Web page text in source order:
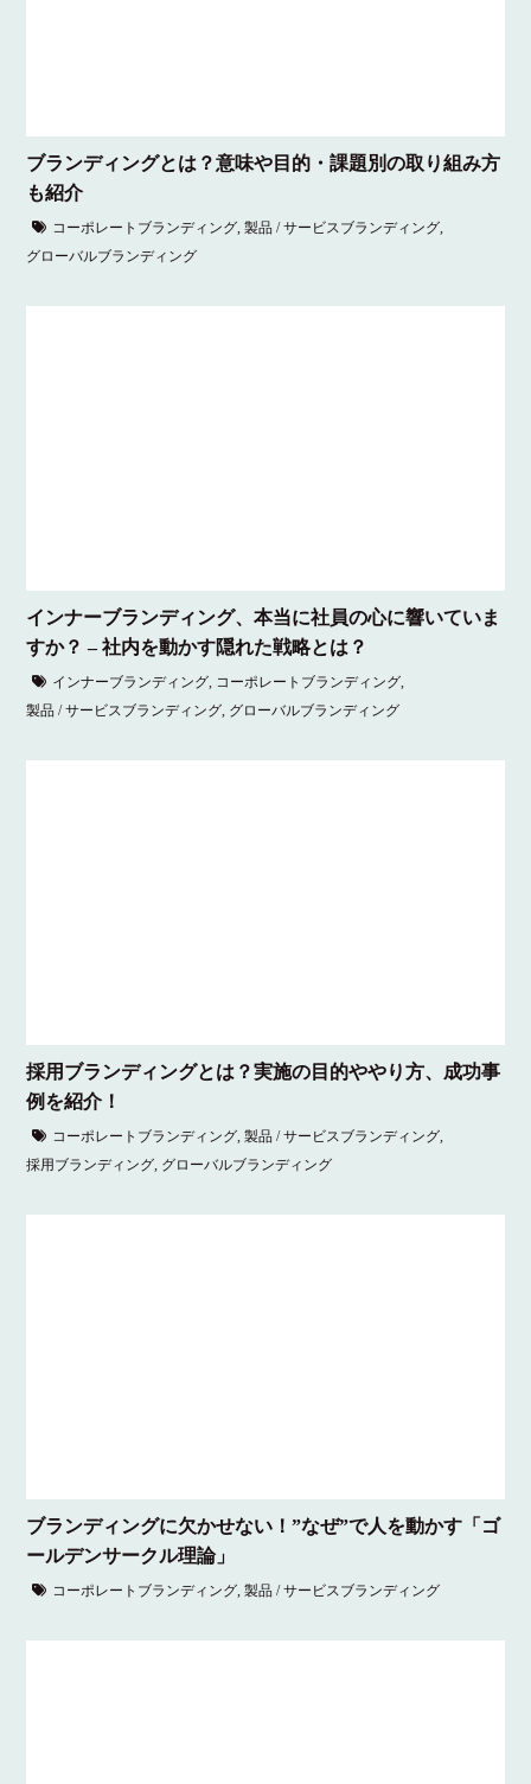
ブランディングとは？意味や目的・課題別の取り組み方
も紹介
コーポレートブランディング,製品 / サービスブランディング,
グローバルブランディング
インナーブランディング、本当に社員の心に響いていま
すか？ – 社内を動かす隠れた戦略とは？
インナーブランディング コーポレートブランディング
製品 / サービスブランディング グローバルブランディング
採用ブランディングとは？実施の目的ややり方、成功事
例を紹介！
コーポレートブランディング ,製品 / サービスブランディング
採用ブランディング グローバルブランディング
ブランディングに欠かせない！”なぜ”で人を動かす「ゴ
ールデンサークル理論」
コーポレートブランディング ,製品 / サービスブランディング